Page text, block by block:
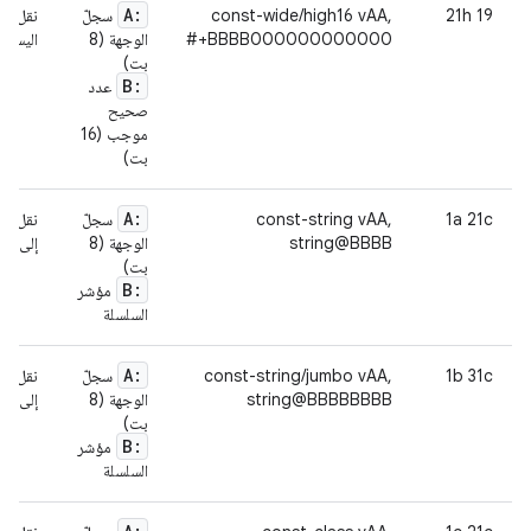
19 21h
const-wide/high16 vAA,
#+BBBB000000000000
A: سجلّ
الوجهة (8
بت)
B: عدد
صحيح
موجب (16
بت)
نقل
اليسار إلى 64 بت)
1a 21c
const-string vAA,
string@BBBB
A: سجلّ
الوجهة (8
بت)
B:
مؤشر
السلسلة
نقل
إلى
1b 31c
const-string/jumbo vAA,
string@BBBBBBBB
A: سجلّ
الوجهة (8
بت)
B:
مؤشر
السلسلة
نقل
إلى